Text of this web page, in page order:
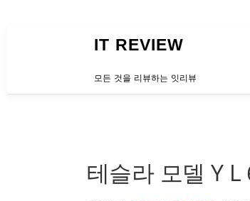
IT REVIEW
모든 것을 리뷰하는 잇리뷰
테슬라 모델 Y L